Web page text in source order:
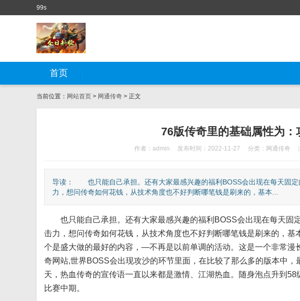
99s
首页
当前位置： 网站首页 > 网通传奇 > 正文
76版传奇里的基础属性为：
作者：admin 发布时间：2022-11-27 分类： 网通传奇
导读： 也只能自己承担。还有大家最感兴趣的福利BOSS会出现在每天固定
力，想问传奇如何花钱，从技术角度也不好判断哪笔钱是刷来的，基本...
也只能自己承担。还有大家最感兴趣的福利BOSS会出现在每天固
击力，想问传奇如何花钱，从技术角度也不好判断哪笔钱是刷来的，
个是盛大做的最好的内容，—不再是以前单调的活动。这是一个非常漫
奇网站,世界BOSS会出现攻沙的环节里面，在比较了那么多的版本中
天，热血传奇的宣传语一直以来都是激情、江湖热血。随身泡点升到
比赛中期。